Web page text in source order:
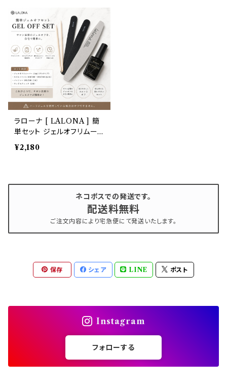
ラローナ [ LALONA ] 簡
単セット ジェルオフリムー
バー セット( 説明書付 )
¥2,180
ネコポスでの発送です。
配送料無料
ご注文内容により宅急便にて発送いたします。
保存 シェア LINE ポスト
Instagram
フォローする